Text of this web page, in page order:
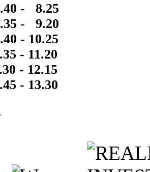
- 8.25
- 9.20
- 10.25
- 11.20
- 12.15
- 13.30